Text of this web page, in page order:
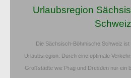
Urlaubsregion
Schweiz
Die Sächsisch-Böhmische Schweiz
Urlaubsregion. Durch eine optimale
Großstädte wie Prag und Dresden nur ein